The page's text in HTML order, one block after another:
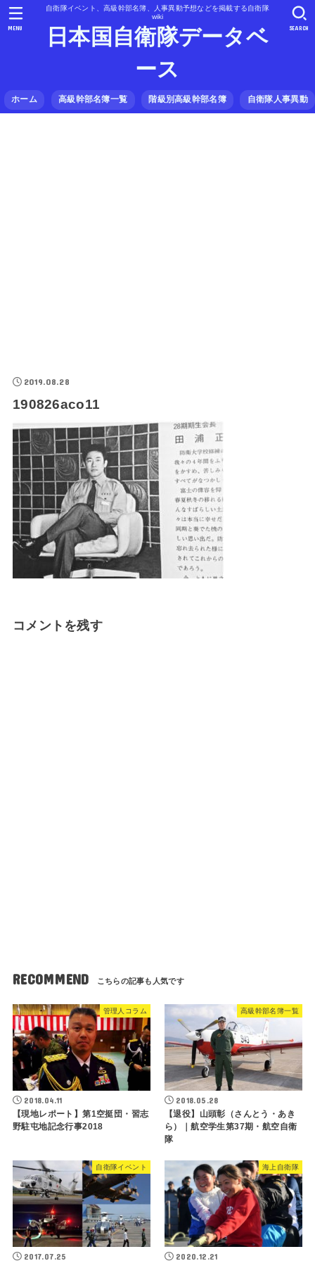
自衛隊イベント、高級幹部名簿、人事異動予想などを掲載する自衛隊
wiki
日本国自衛隊データベ
ース
ホーム 高級幹部名簿一覧 階級別高級幹部名簿 自衛隊人事異動
SEARCH
MENU
2019.08.28
190826aco11
コメントを残す
RECOMMEND
管理人コラム
2018.04.11
【現地レポート】第1空挺団・習志
野駐屯地記念行事2018
高級幹部名簿一覧
2018.05.28
【退役】山頭彰（さんとう・あき
ら）｜航空学生第37期・航空自衛
隊
自衛隊イベント
2017.07.25
海上自衛隊
2020.12.21